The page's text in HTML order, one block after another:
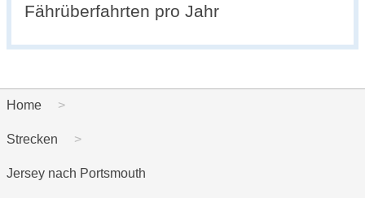
Fährüberfahrten pro Jahr
Home
Strecken
Jersey nach Portsmouth